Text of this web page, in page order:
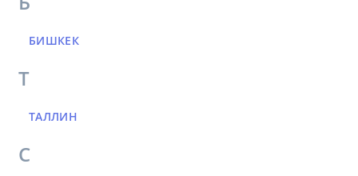
БИШКЕК
Т
ТАЛЛИН
С